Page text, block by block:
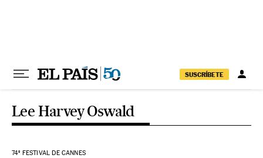
SUSCRÍBETE
Lee Harvey Oswald
74º FESTIVAL DE CANNES